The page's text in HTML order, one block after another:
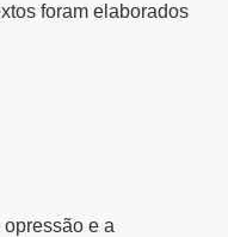
foram elaborados
e a